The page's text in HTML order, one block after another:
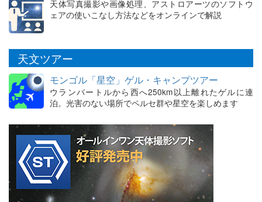
天体写真撮影や画像処理、アストロアーツのソフトウ
ェアの使いこなし方法などをオンラインで解説
天文ツアー
モンゴル「星空」ゲル・キャンプツアー
ウランバートルから西へ250km以上離れたゲルに連
泊。光害のない場所でペルセ群や星空を楽しめます